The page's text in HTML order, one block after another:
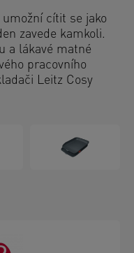
umožní cítit se jako
zavede kamkoli.
a lákavé matné
pracovního
Leitz Cosy
a na dosah ruky,
v dokumentech
efektivněji.